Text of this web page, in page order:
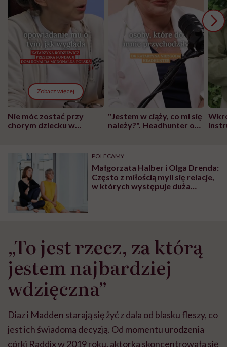
Zobacz więcej
Nie móc zostać przy
chorym dziecku w
może chyba tylko
głupota i brak
wyobraźni"
"Jestem w ciąży, co mi się
należy?". Headhunter o
pracy
POLECAMY
Małgorzata Halber i Olga Drenda:
Często z miłością myli się relacje,
w których występuje duża
„To jest rzecz, za którą
jestem najbardziej
wdzięczna”
Diaz i Madden starają się żyć z dala od blasku fleszy, co
jest ich świadomą decyzją. Od momentu urodzenia
córki Raddix w 2019 roku, aktorka skoncentrowała się